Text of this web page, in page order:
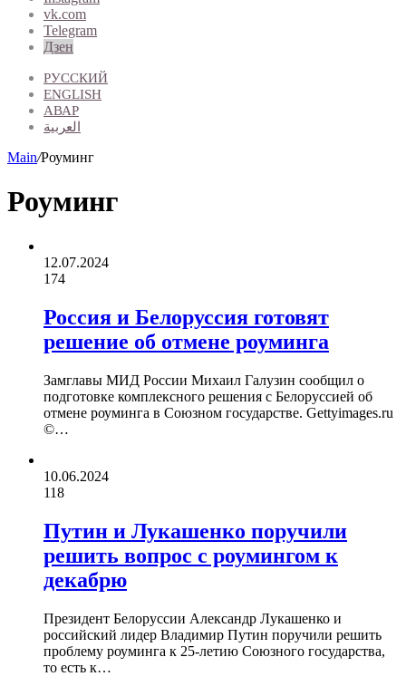
vk.com
Telegram
Дзен
РУССКИЙ
ENGLISH
АВАР
العربية
Main/Роуминг
Роуминг
12.07.2024
174
Россия и Белоруссия готовят
решение об отмене роуминга
Замглавы МИД России Михаил Галузин сообщил о
подготовке комплексного решения с Белоруссией об
отмене роуминга в Союзном государстве. Gettyimages.ru
©…
10.06.2024
118
Путин и Лукашенко поручили
решить вопрос с роумингом к
декабрю
Президент Белоруссии Александр Лукашенко и
российский лидер Владимир Путин поручили решить
проблему роуминга к 25-летию Союзного государства,
то есть к…